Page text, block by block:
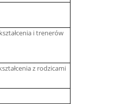
i trenerów
z rodzicami